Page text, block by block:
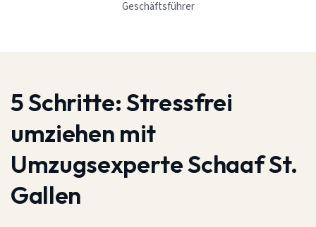
Geschäftsführer
5 Schritte:Stressfrei
umziehen mit
Umzugsexperte Schaaf St.
Gallen